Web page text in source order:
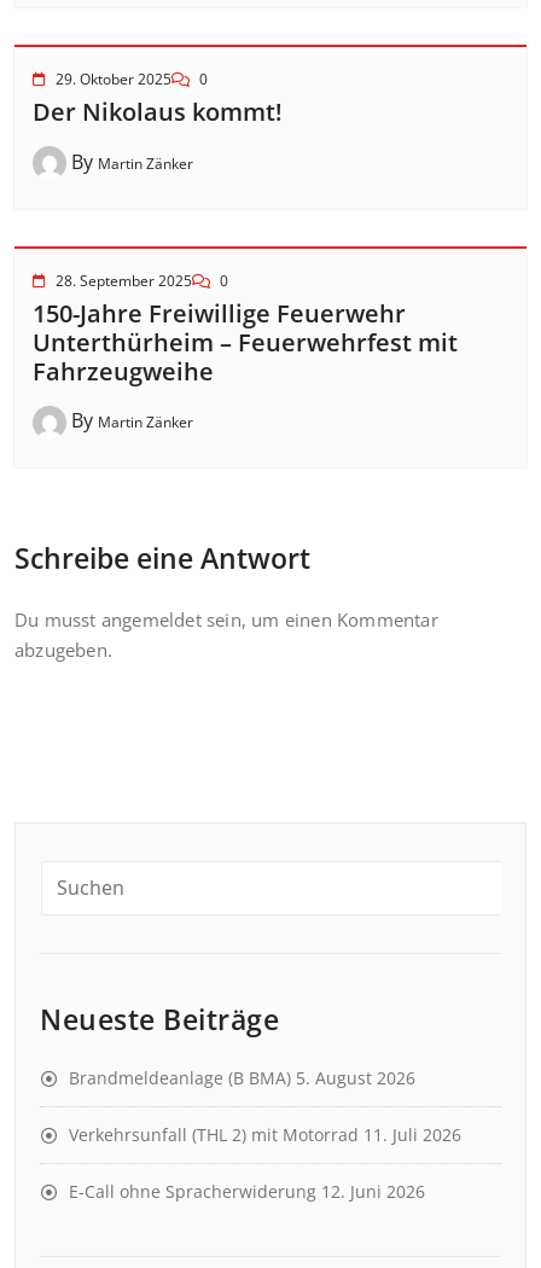
29. Oktober 2025 0
Der Nikolaus kommt!
By Martin Zänker
28. September 2025 0
150-Jahre Freiwillige Feuerwehr
Unterthürheim – Feuerwehrfest mit
Fahrzeugweihe
By Martin Zänker
Schreibe eine Antwort
Du musst angemeldetsein, um einen Kommentar
abzugeben.
Neueste Beiträge
Brandmeldeanlage (B BMA) 5. August 2026
Verkehrsunfall (THL 2) mit Motorrad 11. Juli 2026
E-Call ohne Spracherwiderung 12. Juni 2026